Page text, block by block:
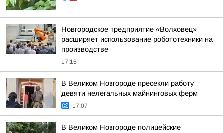
Новгородское предприятие «Волховец»
расширяет использование робототехники на
производстве
17:15
В Великом Новгороде пресекли работу
девяти нелегальных майнинговых ферм
17:07
В Великом Новгороде полицейские